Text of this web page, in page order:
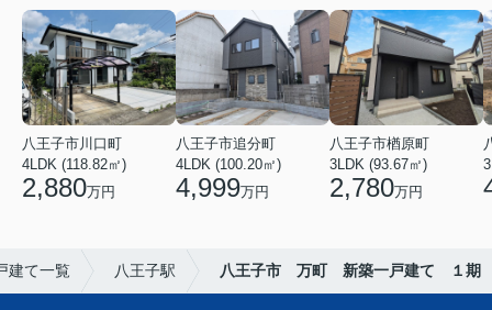
八王子市川口町
4LDK (118.82㎡)
2,880万円
八王子市追分町
4LDK (100.20㎡)
4,999万円
八王子市楢原町
3LDK (93.67㎡)
2,780万円
建て一覧 八王子駅 八王子市 万町 新築一戸建て １期